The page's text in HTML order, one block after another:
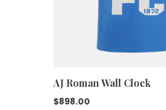
AJ Roman Wall Clock
$898.00